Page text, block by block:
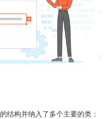
的结构并纳入了多个主要的类：